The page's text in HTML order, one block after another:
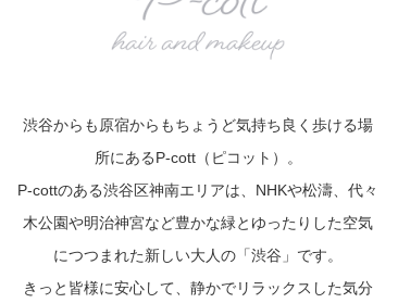
渋谷からも原宿からもちょうど気持ち良く歩ける場
所にあるP-cott（ピコット）。
P-cottのある渋谷区神南エリアは、NHKや松濤、代々
木公園や明治神宮など豊かな緑とゆったりした空気
につつまれた新しい大人の「渋谷」です。
きっと皆様に安心して、静かでリラックスした気分